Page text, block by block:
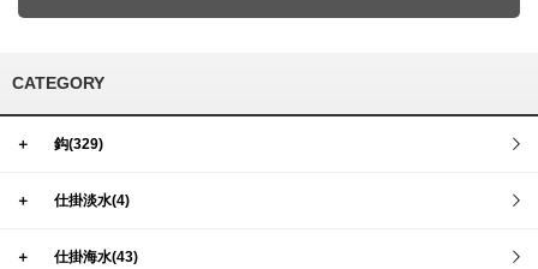
CATEGORY
＋ 鈎(329)
＋ 仕掛淡水(4)
＋ 仕掛海水(43)